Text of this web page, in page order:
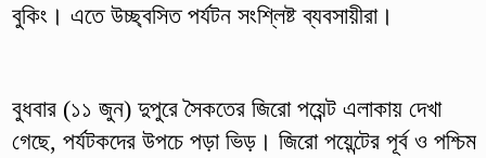
বুকিং। এতে উচ্ছ্বসিত পর্যটন সংশ্লিষ্ট ব্যবসায়ীরা।
বুধবার (১১ জুন) দুপুরে সৈকতের জিরো পয়েন্ট এলাকায় দেখা
গেছে, পর্যটকদের উপচে পড়া ভিড়। জিরো পয়েন্টের পূর্ব ও পশ্চিম